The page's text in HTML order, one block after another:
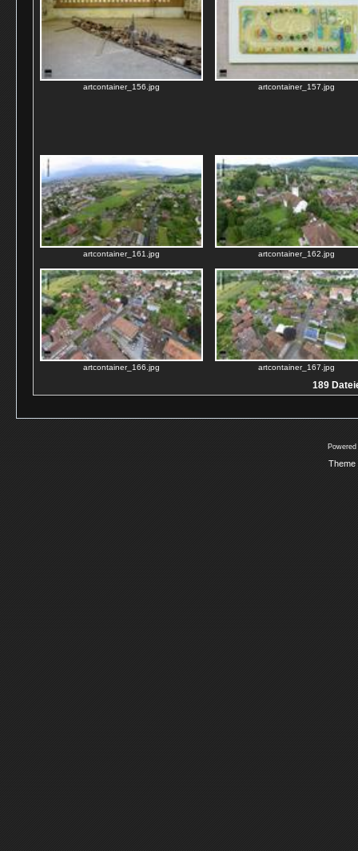
artcontainer_156.jpg artcontainer_157.jpg
artcontainer_161.jpg artcontainer_162.jpg
artcontainer_166.jpg artcontainer_167.jpg
189
Theme